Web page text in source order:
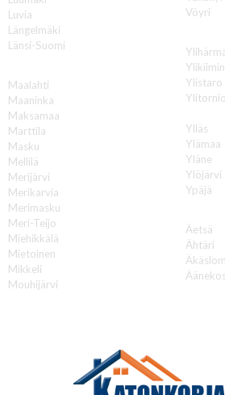
Luvia
Längelmäki
Länsi-Suomi
Maalahti
Maaninka
Maksamaa
Marttila
Masku
Mellilä
Merijärvi
Merikarvia
Merimasku
Meri-Teijo
Miehikkälä
Mietoinen
Mikkeli
Mouhijärvi
Vöyri
Ylistaro
Ylitornio
Ylläs
Ylämaa
Yläne
Ylöjärvi
Ypäjä
Äetsä
Ähtäri